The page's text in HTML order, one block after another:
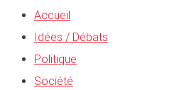
Accueil
Idées / Débats
Politique
Société